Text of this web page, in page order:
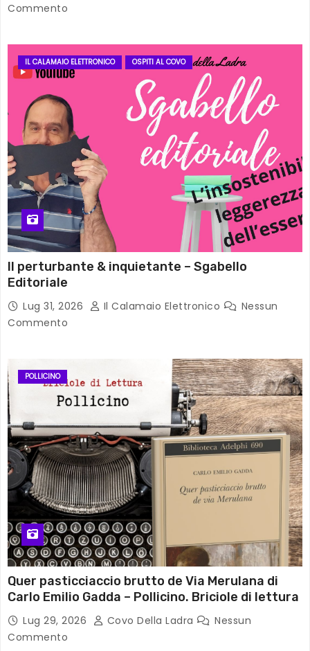
Commento
IL CALAMAIO ELETTRONICO OSPITI AL COVO
Il perturbante & inquietante – Sgabello
Editoriale
Lug 31, 2026 Il Calamaio Elettronico
Nessun
Commento
POLLICINO
Quer pasticciaccio brutto de Via Merulana di
Carlo Emilio Gadda – Pollicino. Briciole di lettura
Lug 29, 2026 Covo Della Ladra
Nessun
Commento